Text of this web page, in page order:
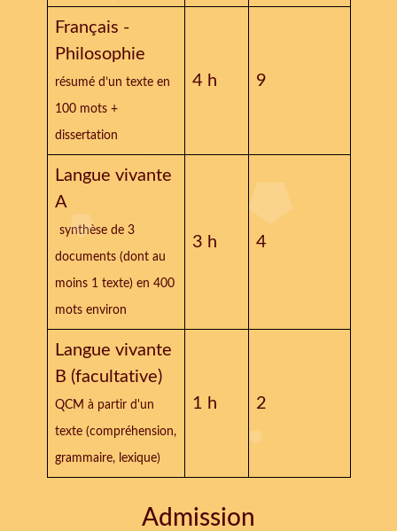
Français -
Philosophie
résumé d’un texte en
100 mots +
dissertation
4 h 9
Langue vivante
A
synthèse de 3
documents (dont au
moins 1 texte) en 400
mots environ
3 h 4
Langue vivante
B (facultative)
QCM à partir d'un
texte (compréhension,
grammaire, lexique)
1 h 2
Admission